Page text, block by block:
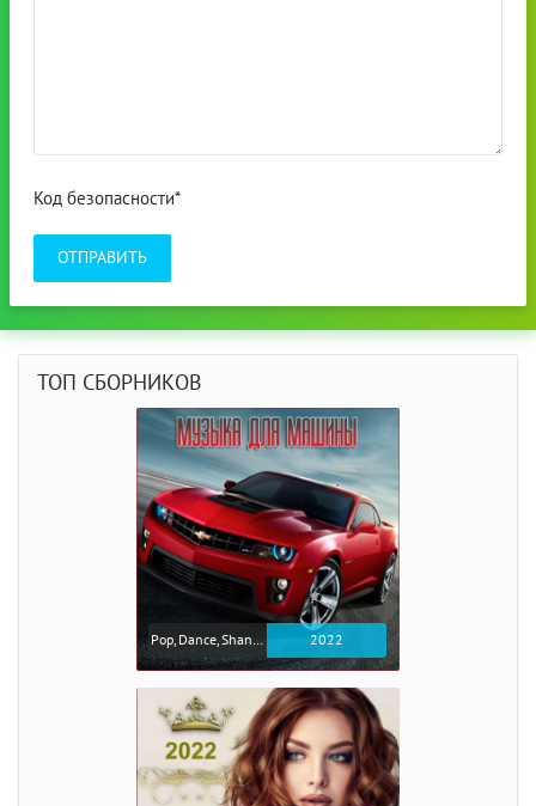
Код безопасности*
ОТПРАВИТЬ
ТОП СБОРНИКОВ
Pop, Dance, Shanson, Rap, Rock 2022